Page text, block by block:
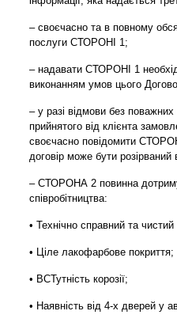
– своєчасно та в повному
послуги СТОРОНІ 1;
– надавати СТОРОНІ 1
виконанням умов цього
– у разі відмови без
прийнятого від клієнта
своєчасно повідомити
договір може бути
– СТОРОНА 2 повинна
співробітництва:
• Технічно справний та
• Ціле лакофарбове покриття;
• ВСТутність корозії;
• Наявність від 4-х дверей у